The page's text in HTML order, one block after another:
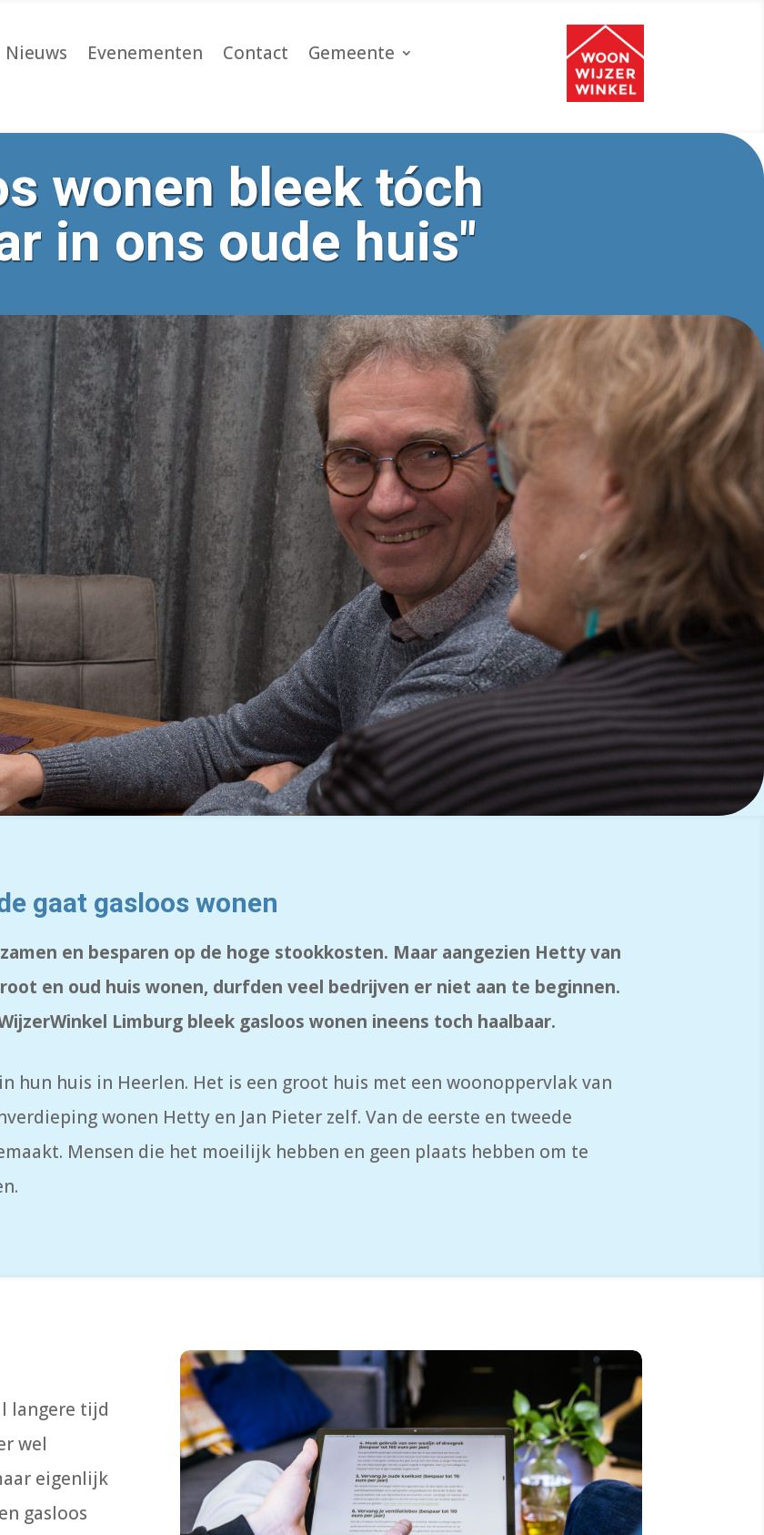
Nieuws Evenementen Contact Gemeente
wonen bleek tóch
in ons oude huis"
gaat gasloos wonen
en besparen op de hoge stookkosten. Maar aangezien Hetty van
en oud huis wonen, durfden veel bedrijven er niet aan te beginnen.
Limburg bleek gasloos wonen ineens toch haalbaar.
hun huis in Heerlen. Het is een groot huis met een woonoppervlak van
wonen Hetty en Jan Pieter zelf. Van de eerste en tweede
Mensen die het moeilijk hebben en geen plaats hebben om te
langere tijd
wel
eigenlijk
gasloos